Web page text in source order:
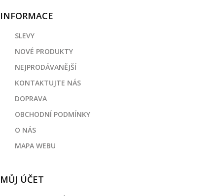
INFORMACE
SLEVY
NOVÉ PRODUKTY
NEJPRODÁVANĚJŠÍ
KONTAKTUJTE NÁS
DOPRAVA
OBCHODNÍ PODMÍNKY
O NÁS
MAPA WEBU
MŮJ ÚČET